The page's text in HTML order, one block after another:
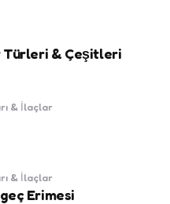
Türleri & Çeşitleri
& İlaçlar
& İlaçlar
Erimesi